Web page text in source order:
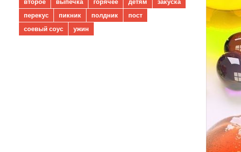
перекус
пикник полдник
пост
соевый соус
ужин